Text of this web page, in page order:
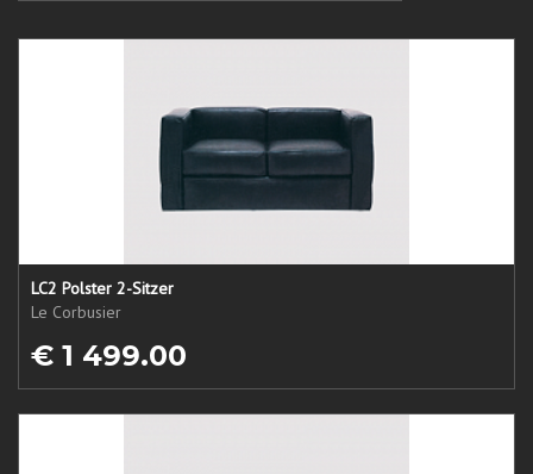
LC2 Polster 2-Sitzer
Le Corbusier
€ 1 499.00